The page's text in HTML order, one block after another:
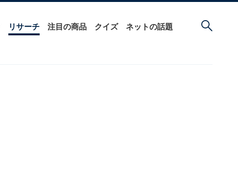
リサーチ 注目の商品 クイズ ネットの話題